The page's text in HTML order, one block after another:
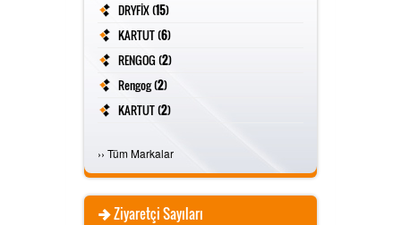
DRYFİX (15)
KARTUT (6)
RENGOG (2)
Rengog (2)
KARTUT (2)
›› Tüm Markalar
Ziyaretçi Sayıları